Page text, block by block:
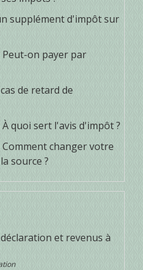
supplément d'impôt sur
on payer par
de retard de
quoi sert l'avis d'impôt ?
changer votre
source ?
et revenus à